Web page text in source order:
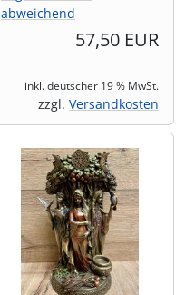
abweichend
57,50 EUR
inkl. deutscher 19 % MwSt.
zzgl. Versandkosten